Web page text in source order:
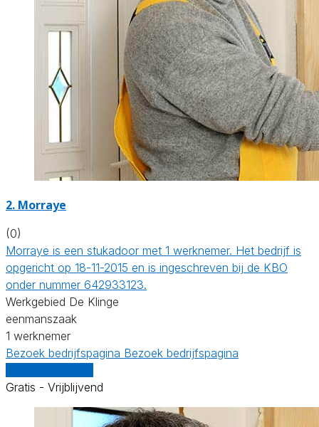
2. Morraye
(0)
Morraye is een stukadoor met 1 werknemer. Het bedrijf is
opgericht op 18-11-2015 en is ingeschreven bij de KBO
onder nummer 642933123.
Werkgebied De Klinge
eenmanszaak
1 werknemer
Bezoek bedrijfspagina Bezoek bedrijfspagina
Gratis - Vrijblijvend